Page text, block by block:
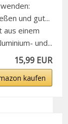
und gut...
aus einem
und...
15,99 EUR
kaufen